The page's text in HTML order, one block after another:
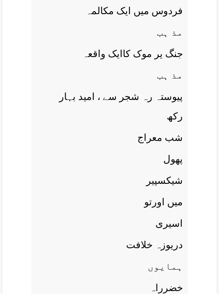
فردوس ميں ايک مکالمہ
مذ ہب
جنگ ير موک کاايک واقعہ
مذ ہب
پيوستہ رہ شجر سے ، اميد بہار
رکھ
شب معراج
پھول
شيکسپير
ميں اورتو
اسيری
دريوزہ خلافت
ہمايوں
خضرراہ